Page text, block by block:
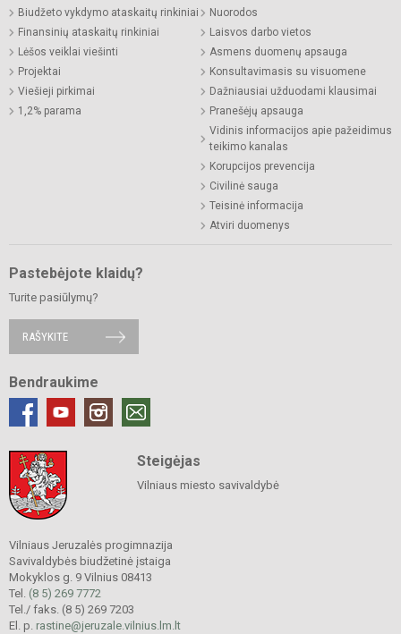
Biudžeto vykdymo ataskaitų rinkiniai
Finansinių ataskaitų rinkiniai
Lėšos veiklai viešinti
Projektai
Viešieji pirkimai
1,2% parama
Nuorodos
Laisvos darbo vietos
Asmens duomenų apsauga
Konsultavimasis su visuomene
Dažniausiai užduodami klausimai
Pranešėjų apsauga
Vidinis informacijos apie pažeidimus
teikimo kanalas
Korupcijos prevencija
Civilinė sauga
Teisinė informacija
Atviri duomenys
Pastebėjote klaidų?
Turite pasiūlymų?
RAŠYKITE
Bendraukime
Steigėjas
Vilniaus miesto savivaldybė
Vilniaus Jeruzalės progimnazija
Savivaldybės biudžetinė įstaiga
Mokyklos g. 9 Vilnius 08413
Tel. (8 5) 269 7772
Tel./ faks. (8 5) 269 7203
El. p. rastine@jeruzale.vilnius.lm.lt